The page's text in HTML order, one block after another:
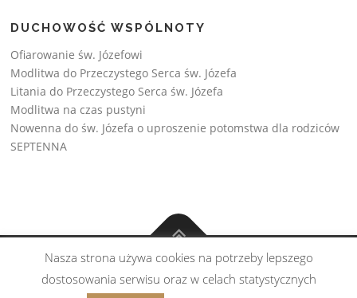
DUCHOWOŚĆ WSPÓLNOTY
Ofiarowanie św. Józefowi
Modlitwa do Przeczystego Serca św. Józefa
Litania do Przeczystego Serca św. Józefa
Modlitwa na czas pustyni
Nowenna do św. Józefa o uproszenie potomstwa dla rodziców
SEPTENNA
Copyright © Wspólnota św. Józefa 2026
Realizacja:
Nasza strona używa cookies na potrzeby lepszego
dostosowania serwisu oraz w celach statystycznych